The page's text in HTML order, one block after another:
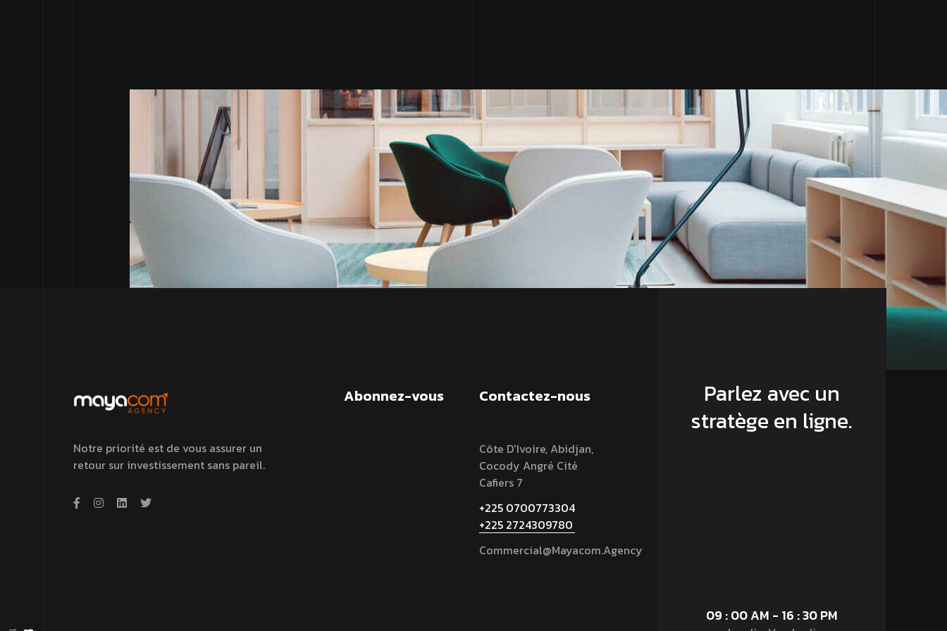
Notre priorité est de vous assurer un
retour sur investissement sans pareil.
Abonnez-vous Contactez-nous
Côte D'Ivoire, Abidjan,
Cocody Angré Cité
Cafiers 7
+225 0700773304
+225 2724309780
Commercial@mayacom.agency
Parlez avec un
stratège en ligne.
09 : 00 AM - 16 : 30 PM